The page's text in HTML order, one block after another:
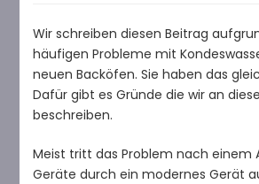
–
Wir schreiben diesen Beitrag
häufigen Probleme mit
neuen Backöfen. Sie haben das
Dafür gibt es Gründe die wir an
beschreiben.
Meist tritt das Problem nach einem
Geräte durch ein modernes Gerät